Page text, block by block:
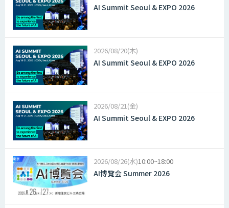
AI Summit Seoul & EXPO 2026
2026 08/20(木)
AI Summit Seoul & EXPO 2026
2026 08/21(金)
AI Summit Seoul & EXPO 2026
2026 08/26(水)10:00~18:00
AI博覧会 Summer 2026